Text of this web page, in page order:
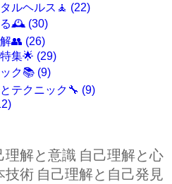
ルヘルス🧘 (22)
る🕰️ (30)
👥 (26)
集🌟 (29)
ク📚 (9)
テクニック🔧 (9)
理解と意識 自己理解と心
技術 自己理解と自己発見